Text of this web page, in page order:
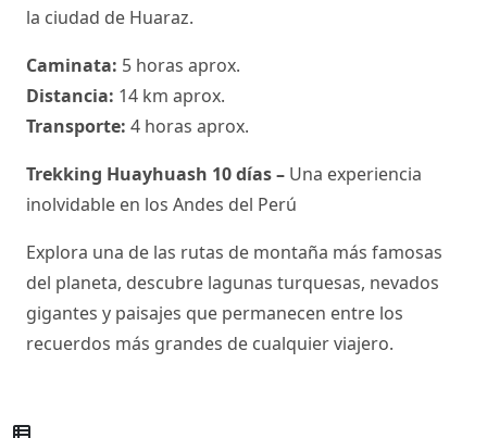
la ciudad de Huaraz.
Caminata: 5 horas aprox.
Distancia: 14 km aprox.
Transporte: 4 horas aprox.
Trekking Huayhuash 10 días – Una experiencia
inolvidable en los Andes del Perú
Explora una de las rutas de montaña más famosas
del planeta, descubre lagunas turquesas, nevados
gigantes y paisajes que permanecen entre los
recuerdos más grandes de cualquier viajero.